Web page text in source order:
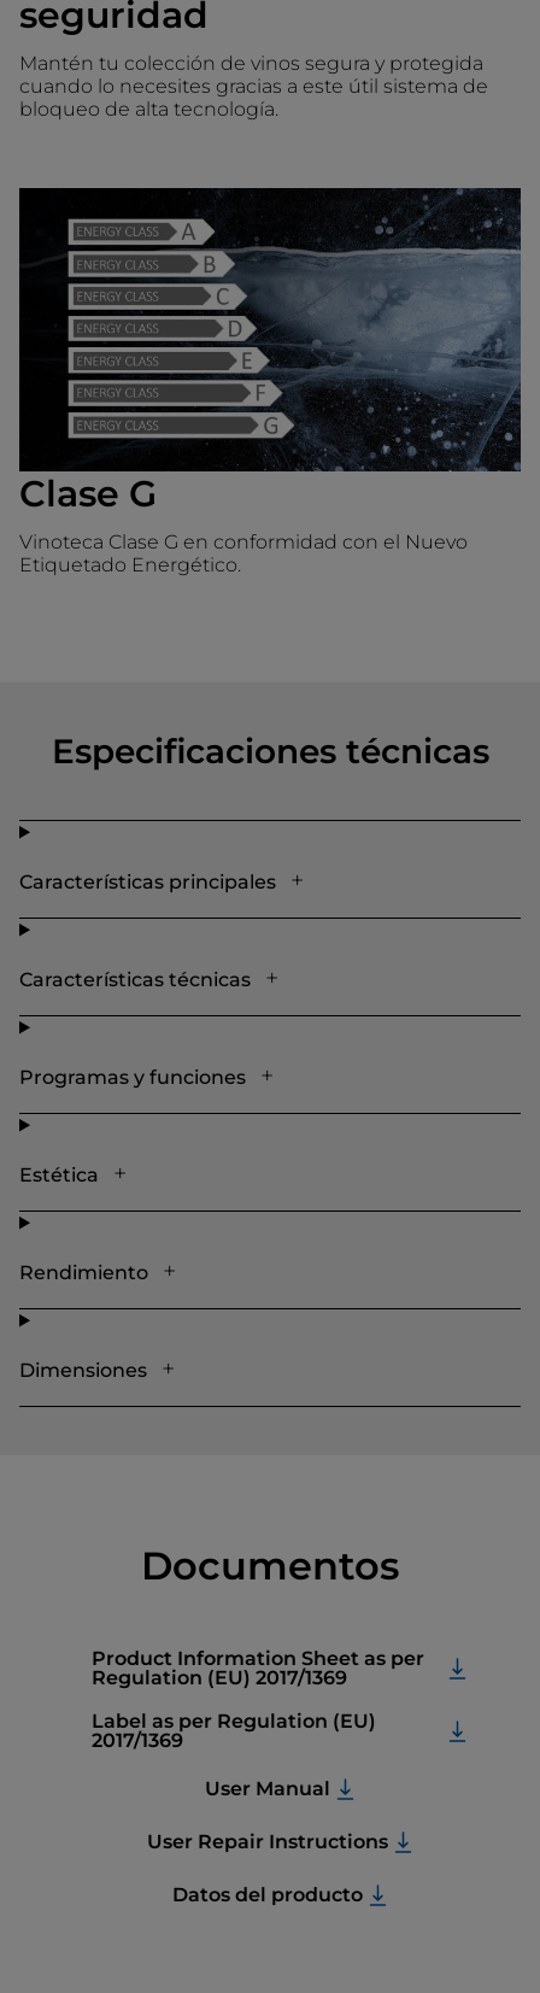
seguridad
Mantén tu colección de vinos segura y protegida
cuando lo necesites gracias a este útil sistema de
bloqueo de alta tecnología.
Clase G
Vinoteca Clase G en conformidad con el Nuevo
Etiquetado Energético.
Especificaciones técnicas
Características principales
Características técnicas
Programas y funciones
Estética
Rendimiento
Dimensiones
Documentos
Product Information Sheet as per
Regulation (EU) 2017/1369
Label as per Regulation (EU)
2017/1369
User Manual
User Repair Instructions
Datos del producto